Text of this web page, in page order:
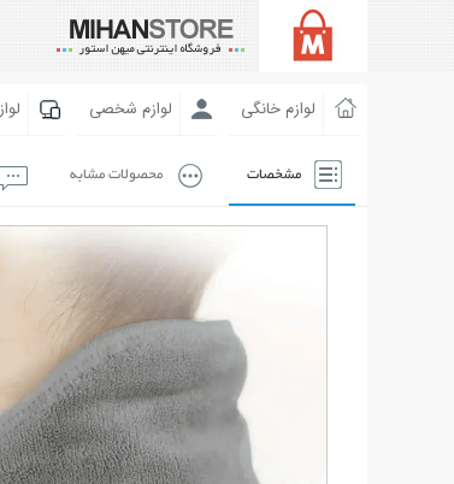
لوازم خانگی لوازم شخصی
مشخصات محصولات مشابه